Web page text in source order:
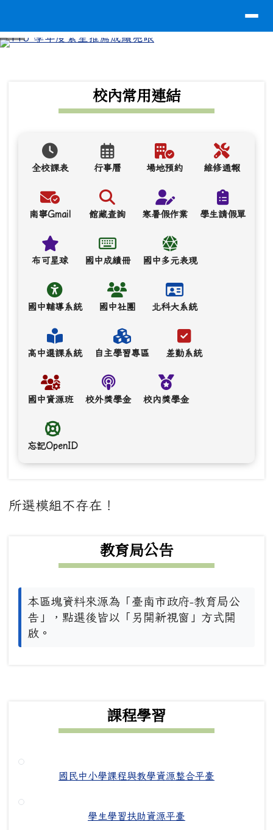
上中區域內容校內常用連結
全校課表 行事曆 場地預約 維修通報
南寧Gmail 館藏查詢 寒暑假作業 學生請假單
布可星球 國中成績冊 國中多元表現
國中輔導系統 國中社團 北科大系統
高中選課系統 自主學習專區 差勤系統
國中資源班 校外獎學金 校內獎學金
忘記OpenID
主內容區域
所選模組不存在！
教育局公告
本區塊資料來源為「臺南市政府-教育局公
告」，點選後皆以「另開新視窗」方式開
啟。
課程學習
國民中小學課程與教學資源整合平臺
學生學習扶助資源平臺